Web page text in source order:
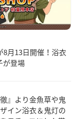
8月13日開催！浴衣
が登場
徹』より金魚草や鬼
イン浴衣＆鬼灯の